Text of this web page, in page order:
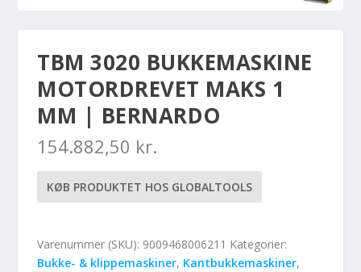
TBM 3020 BUKKEMASKINE
MOTORDREVET MAKS 1
MM | BERNARDO
154.882,50 kr.
KØB PRODUKTET HOS GLOBALTOOLS
Varenummer (SKU): 9009468006211 Kategorier:
Bukke- & klippemaskiner, Kantbukkemaskiner,